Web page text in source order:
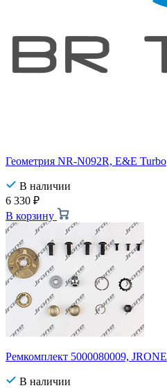
Геометрия NR-N092R, E&E Turbo
В наличии
6 330 ₽
В корзину
Ремкомплект 5000080009, JRONE
В наличии